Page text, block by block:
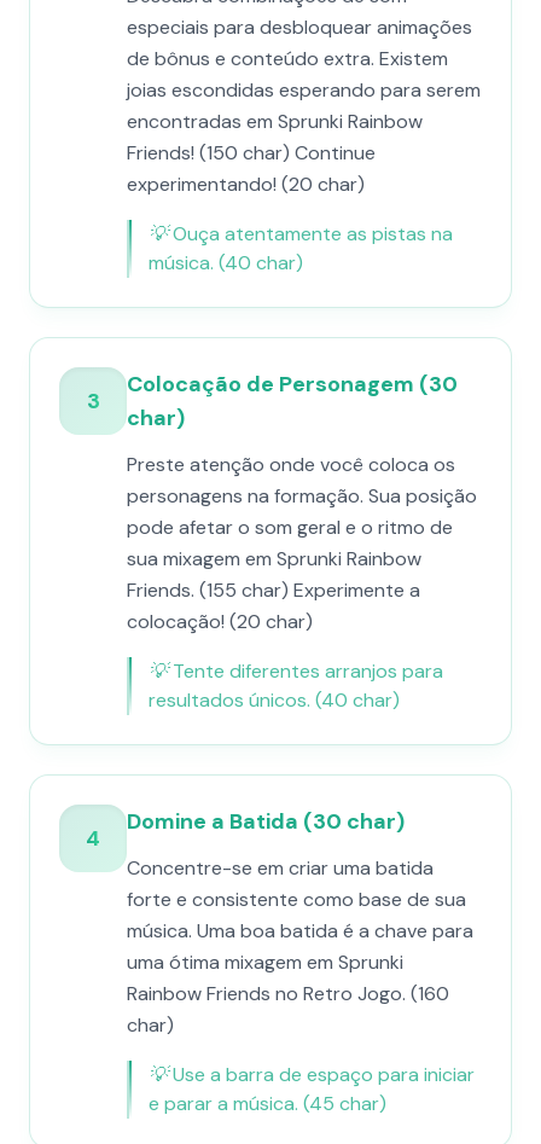
especiais para desbloquear animações
de bônus e conteúdo extra. Existem
joias escondidas esperando para serem
encontradas em Sprunki Rainbow
Friends! (150 char) Continue
experimentando! (20 char)
💡Ouça atentamente as pistas na
música. (40 char)
3
Colocação de Personagem (30
char)
Preste atenção onde você coloca os
personagens na formação. Sua posição
pode afetar o som geral e o ritmo de
sua mixagem em Sprunki Rainbow
Friends. (155 char) Experimente a
colocação! (20 char)
💡Tente diferentes arranjos para
resultados únicos. (40 char)
4
Domine a Batida (30 char)
Concentre-se em criar uma batida
forte e consistente como base de sua
música. Uma boa batida é a chave para
uma ótima mixagem em Sprunki
Rainbow Friends no Retro Jogo. (160
char)
💡Use a barra de espaço para iniciar
e parar a música. (45 char)